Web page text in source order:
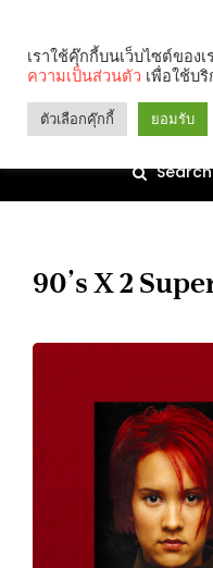
Search
90’s X 2
เราใช้คุ๊กกี้บนเว็บไซต์ของ
ความเป็นส่วนตัว เพื่อใช้บริ
ตัวเลือกคุ๊กกี้ ยอมรับ